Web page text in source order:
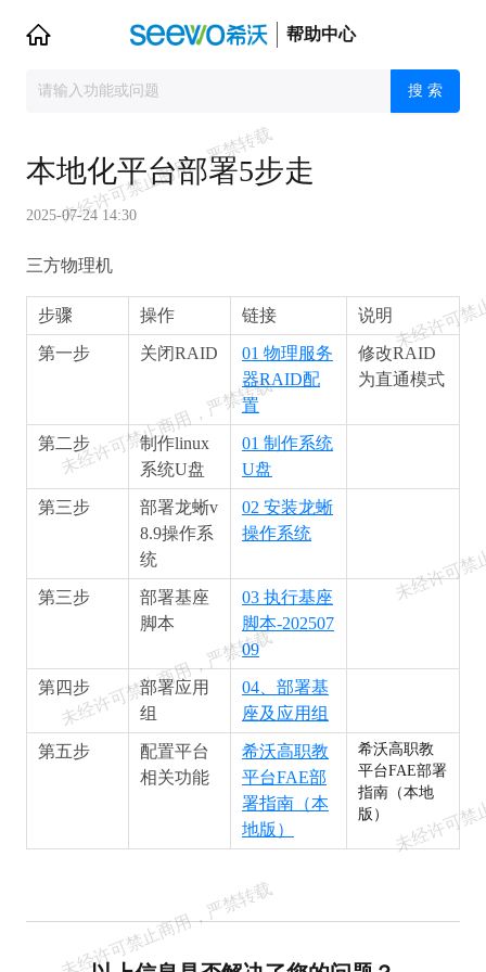
帮助中心
搜 索
本地化平台部署5步走
2025-07-24 14:30
三方物理机
步骤 操作 链接 说明
第一步 关闭RAID
01 物理服务
器RAID配
置
修改RAID
为直通模式
第二步
制作linux
系统U盘
01 制作系统
U盘
第三步
部署龙蜥v
8.9操作系
统
02 安装龙蜥
操作系统
第三步
部署基座
脚本
03 执行基座
脚本-202507
09
第四步
部署应用
组
04、部署基
座及应用组
第五步
配置平台
相关功能
希沃高职教
平台FAE部
署指南（本
地版）
希沃高职教
平台FAE部署
指南（本地
版）